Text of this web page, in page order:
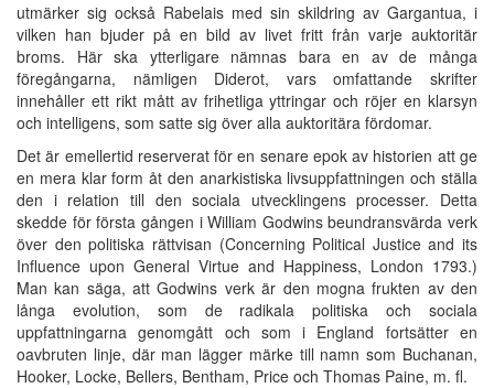
utmärker sig också Rabelais med sin skildring av Gargantua, i
vilken han bjuder på en bild av livet fritt från varje auktoritär
broms. Här ska ytterligare nämnas bara en av de många
föregångarna, nämligen Diderot, vars omfattande skrifter
innehåller ett rikt mått av frihetliga yttringar och röjer en klarsyn
och intelligens, som satte sig över alla auktoritära fördomar.
Det är emellertid reserverat för en senare epok av historien att ge
en mera klar form åt den anarkistiska livsuppfattningen och ställa
den i relation till den sociala utvecklingens processer. Detta
skedde för första gången i William Godwins beundransvärda verk
över den politiska rättvisan (Concerning Political Justice and its
Influence upon General Virtue and Happiness, London 1793.)
Man kan säga, att Godwins verk är den mogna frukten av den
långa evolution, som de radikala politiska och sociala
uppfattningarna genomgått och som i England fortsätter en
oavbruten linje, där man lägger märke till namn som Buchanan,
Hooker, Locke, Bellers, Bentham, Price och Thomas Paine, m. fl.